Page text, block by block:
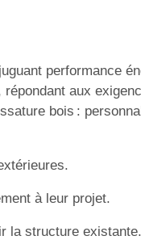
performance
aux
bois :
à leur projet.
la structure existante.